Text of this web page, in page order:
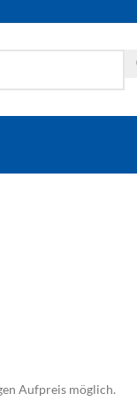
Aufpreis möglich.